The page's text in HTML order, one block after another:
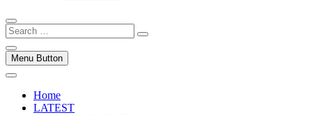
Search
…
Menu Button
Home
LATEST